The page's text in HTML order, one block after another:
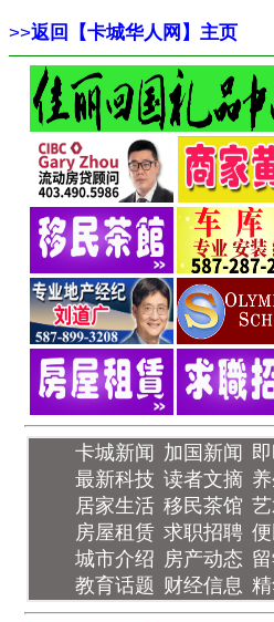
>>返回【卡城华人网】主页
卡城新闻 加国新闻
最新科技 读者文摘
居家生活 移民茶馆
房屋租赁 求职招聘
城市介绍 房产动态
教育话题 财经信息